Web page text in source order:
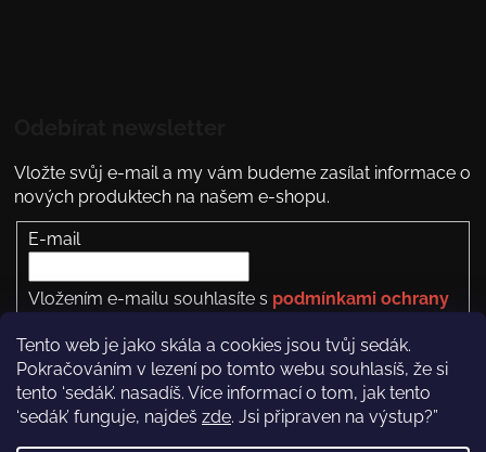
Tento web je jako skála a cookies jsou tvůj sedák.
Pokračováním v lezení po tomto webu souhlasíš, že si
tento ‘sedák’. nasadíš. Více informací o tom, jak tento
‘sedák’ funguje, najdeš zde. Jsi připraven na výstup?”
Vložte svůj e-mail a my vám budeme zasílat informace o
nových produktech na našem e-shopu.
E-mail
Vložením e-mailu souhlasíte s podmínkami ochrany
PŘIHLÁSIT SE